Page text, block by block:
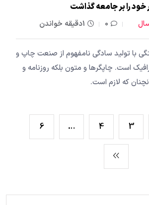
خود را بر جامعه گذاشت
0 1دقیقه خواندن
با تولید سادگی نامفهوم از صنعت چاپ و
است. چاپگرها و متون بلکه روزنامه و
که لازم است.
3
4
…
6